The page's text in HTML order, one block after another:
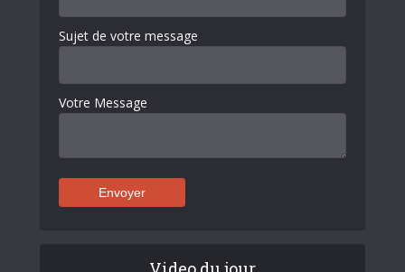
Sujet de votre message
Votre Message